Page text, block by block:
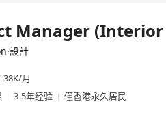
Manager (Interior
設計
38K/月
3-5年经验
僅香港永久居民